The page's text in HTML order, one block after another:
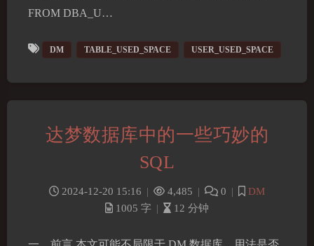
FROM DBA_U…
DM TABLE_USED_SPACE USER_USED_SPACE
达梦数据库中的一些巧妙的
SQL
2024-12-20 15:16 | 4,485 | 0 |
DM
1005 字 | 12 分钟